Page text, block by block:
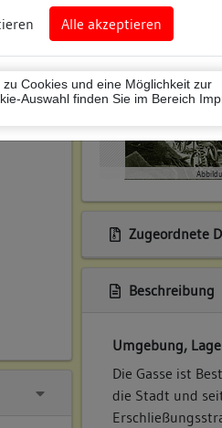
Alle akzeptieren
Cookies und eine Möglichkeit zur
Auswahl finden Sie im Bereich
Zugeordnete
Beschreibung
Umgebung,
Die Gasse ist
die Stadt und